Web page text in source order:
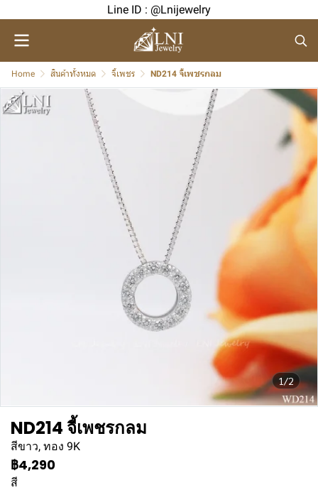
Line ID : @Lnijewelry
Home สินค้าทั้งหมด จี้เพชร ND214 จี้เพชรกลม
1/2
ND214 จี้เพชรกลม
สีขาว, ทอง 9K
฿4,290
สี